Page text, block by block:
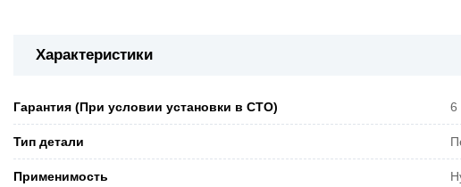
Характеристики
Гарантия (При условии установки в СТО) 6
Тип детали
Применимость